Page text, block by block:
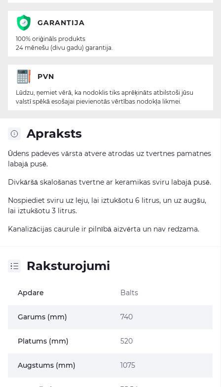
Apraksts
Ūdens padeves vārsta atvere atrodas uz tvertnes pamatnes
labajā pusē.
Divkāršā skalošanas tvertne ar keramikas sviru labajā pusē.
Nospiediet sviru uz leju, lai iztukšotu 6 litrus, un uz augšu,
lai iztukšotu 3 litrus.
Kanalizācijas caurule ir pilnībā aizvērta un nav redzama.
Raksturojumi
Apdare Balts
Garums (mm) 740
Platums (mm) 520
Augstums (mm) 1075
GARANTIJA
100% oriģināls produkts
24 mēnešu (divu gadu) garantija.
PVN
Lūdzu, ņemiet vērā, ka nodoklis tiks aprēķināts atbilstoši jūsu
valstī spēkā esošajai pievienotās vērtības nodokļa likmei.